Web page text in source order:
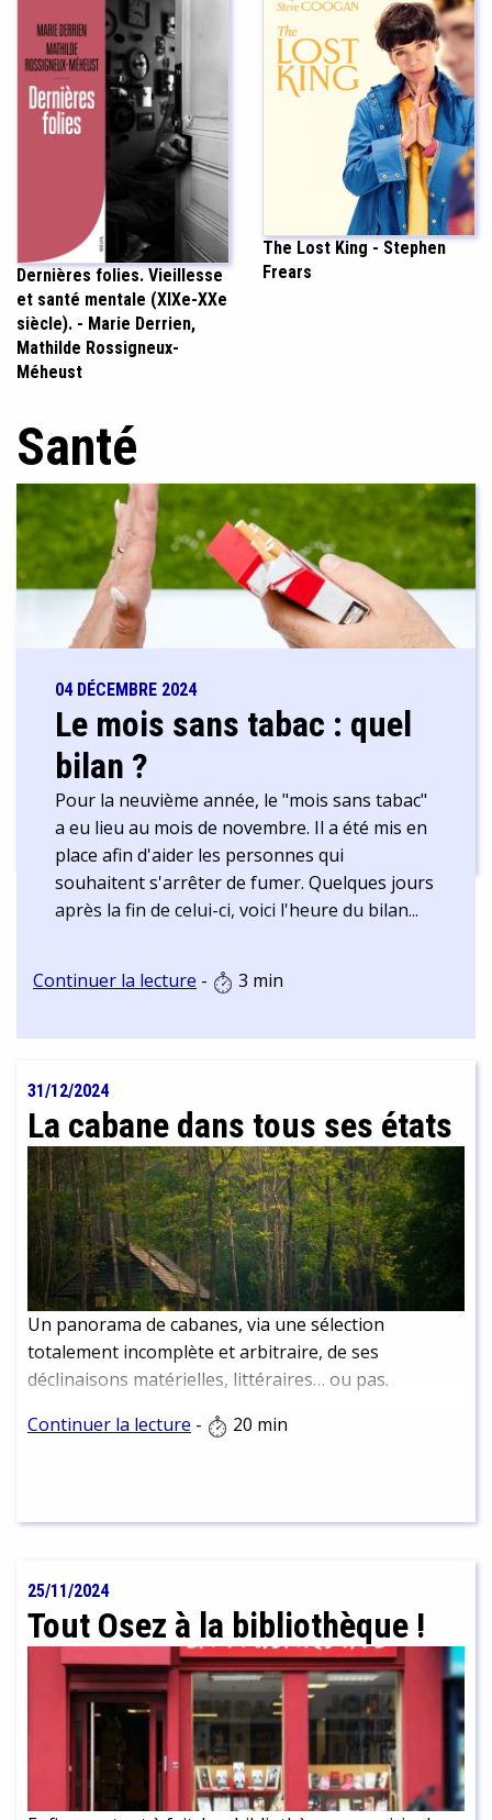
Dernières folies. Vieillesse
et santé mentale (XIXe-XXe
siècle). - Marie Derrien,
Mathilde Rossigneux-
Méheust
The Lost King - Stephen
Frears
Santé
04 DÉCEMBRE 2024
Le mois sans tabac : quel
bilan ?
Pour la neuvième année, le "mois sans tabac"
a eu lieu au mois de novembre. Il a été mis en
place afin d'aider les personnes qui
souhaitent s'arrêter de fumer. Quelques jours
après la fin de celui-ci, voici l'heure du bilan...
Continuer la lecture - 3 min
31/12/2024
La cabane dans tous ses états
Un panorama de cabanes, via une sélection
totalement incomplète et arbitraire, de ses
déclinaisons matérielles, littéraires… ou pas.
Continuer la lecture - 20 min
25/11/2024
Tout Osez à la bibliothèque !